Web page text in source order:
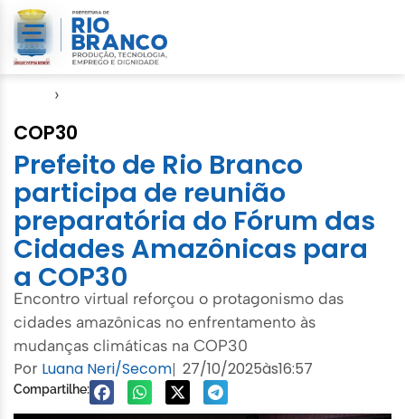
›
COP30
Prefeito de Rio Branco
participa de reunião
preparatória do Fórum das
Cidades Amazônicas para
a COP30
Encontro virtual reforçou o protagonismo das
cidades amazônicas no enfrentamento às
mudanças climáticas na COP30
Por Luana Neri/Secom| 27/10/2025às16:57
Compartilhe: